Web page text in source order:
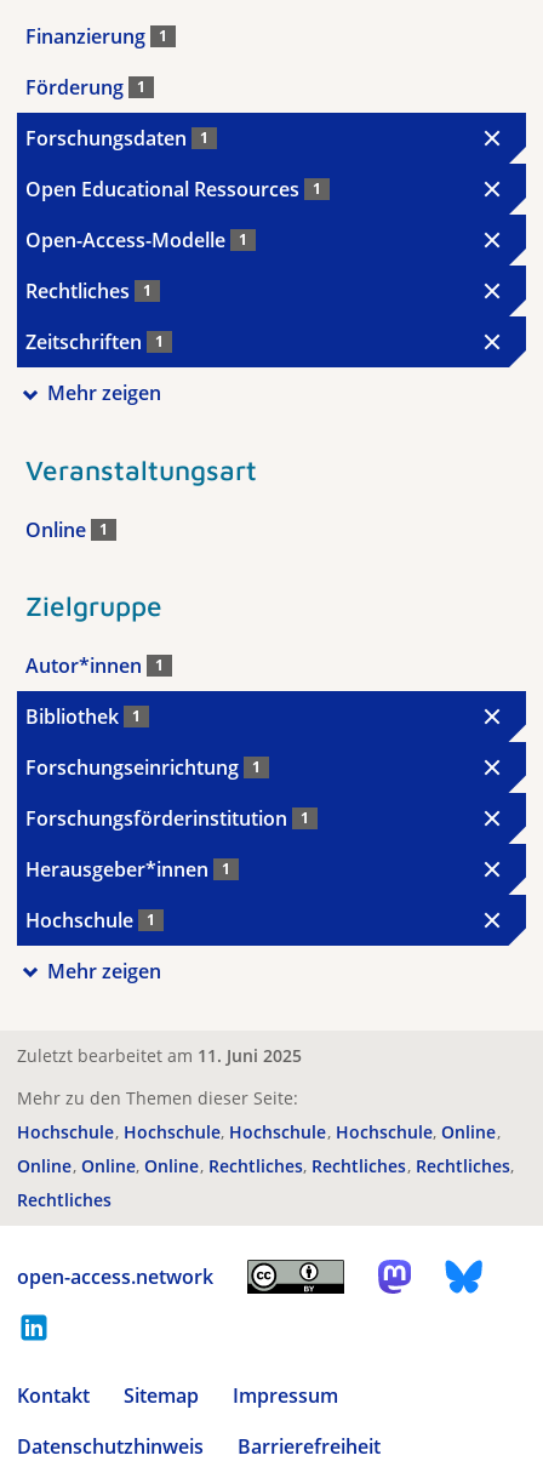
Finanzierung 1
Förderung 1
Forschungsdaten 1
Open Educational Ressources 1
Open-Access-Modelle 1
Rechtliches 1
Zeitschriften 1
Mehr zeigen
Veranstaltungsart
Online 1
Zielgruppe
Autor*innen 1
Bibliothek 1
Forschungseinrichtung 1
Forschungsförderinstitution 1
Herausgeber*innen 1
Hochschule 1
Mehr zeigen
Zuletzt bearbeitet am 11. Juni 2025
Mehr zu den Themen dieser Seite:
Hochschule Hochschule Hochschule Hochschule Online
Online Online Online Rechtliches Rechtliches Rechtliches
Rechtliches
open-access.network
Kontakt Sitemap
Impressum
Datenschutzhinweis
Barrierefreiheit